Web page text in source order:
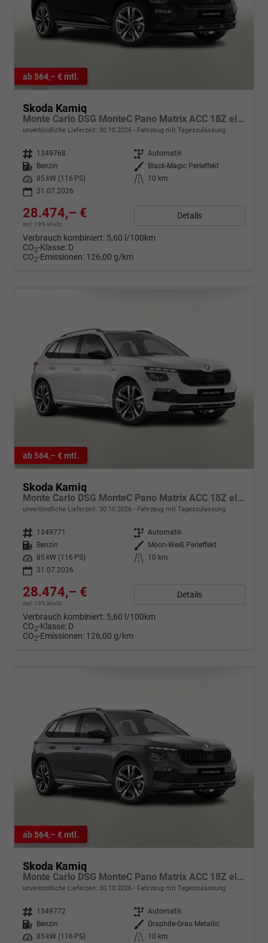
ab 564,– € mtl.
Skoda Kamiq
Monte Carlo DSG MonteC Pano Matrix ACC 18Z el.Heck SHZ
unverbindliche Lieferzeit: 30.10.2026 Fahrzeug mit Tageszulassung
Fahrzeugnr. 1349768 Getriebe Automatik
Kraftstoff
Benzin Außenfarbe
Black-Magic Perleffekt
Leistung
85 kW (116 PS) Kilometerstand
10 km
31.07.2026
28.474,– €
incl. 19% MwSt.
Details
Verbrauch kombiniert: 5,60 l/100km
CO2-Klasse: D
CO2-Emissionen: 126,00 g/km
ab 564,– € mtl.
Skoda Kamiq
Monte Carlo DSG MonteC Pano Matrix ACC 18Z el.Heck SHZ
unverbindliche Lieferzeit: 30.10.2026 Fahrzeug mit Tageszulassung
Fahrzeugnr. 1349771 Getriebe Automatik
Kraftstoff
Benzin Außenfarbe
Moon-Weiß Perleffekt
Leistung
85 kW (116 PS) Kilometerstand
10 km
31.07.2026
28.474,– €
incl. 19% MwSt.
Details
Verbrauch kombiniert: 5,60 l/100km
CO2-Klasse: D
CO2-Emissionen: 126,00 g/km
ab 564,– € mtl.
Skoda Kamiq
Monte Carlo DSG MonteC Pano Matrix ACC 18Z el.Heck SHZ
unverbindliche Lieferzeit: 30.10.2026 Fahrzeug mit Tageszulassung
Fahrzeugnr. 1349772 Getriebe Automatik
Kraftstoff
Benzin Außenfarbe
Graphite-Grau Metallic
Leistung
85 kW (116 PS) Kilometerstand
10 km